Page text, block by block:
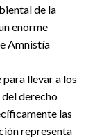
de la
enorme
Amnistía
llevar a los
del derecho
las
representa